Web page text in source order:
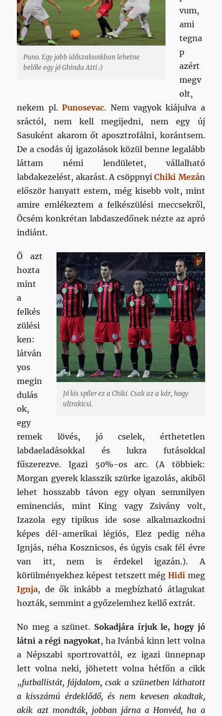
Puno. Egy jobb időszakunkban lehetne
belőle egy jó Ghinda Atti :)
vum,
ami
tegna
p
azért
megv
olt,
nekem pl.Punosevac. Nem vagyok kiájulva a
sráctól, nem kell megijedni, nem egy új
Sasuként akarom őt aposztrofálni, korántsem.
De a csodás új igazolások közül benne legalább
láttam némi lendületet, vállalható
labdakezelést, akarást. A csöppnyiChiki Mezán
először hanyatt estem, még kisebb volt, mint
amire emlékeztem a felkészülési meccsekről,
Öcsém konkrétan labdaszedőnek nézte az apró
indiánt.
Jó kis spíler ez a Chiki. Csak az a kár, hogy
ultrakicsi.
Ő azt
hozta
mint
a
felkés
zülési
ken:
látván
yos
megin
dulás
ok,
egy
remek lövés, jó cselek, érthetetlen
labdaeladásokkal és lukra futásokkal
fűszerezve. Igazi 50%-os arc. (A többiek:
Morgan gyerek klasszik szürke igazolás, akiből
lehet hosszabb távon egy olyan semmilyen
eminenciás, mint King vagy Zsivány volt,
Izazola egy tipikus ide sose alkalmazkodni
képes dél-amerikai légiós, Elez pedig néha
Ignjás, néha Kosznicsos, és úgyis csak fél évre
van itt, nem is érdekel igazán.). A
körülményekhez képest tetszett még Hidi meg
Ignja, de ők inkább a megbízható átlagukat
hozták, semmint a győzelemhez kellő extrát.
No meg a szünet. Sokadjára írjuk le, hogy jó
látni a régi nagyokat, ha Ivánbá kinn lett volna
a Népszabi sportrovattól, ez igazi ünnepnap
lett volna neki, jöhetett volna hétfőn a cikk
„futballistát, fájdalom, csak a szünetben láthatott
a kisszámú érdeklődő, és nem kevesen akadtak,
akik azt mondták, jobban járna a Honvéd, ha a